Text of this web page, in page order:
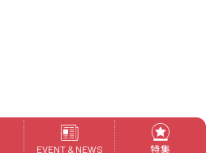
EVENT & NEWS 特集